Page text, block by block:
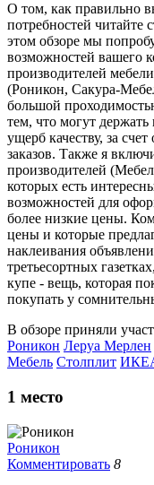
О том, как правильно
потребностей читайте
этом обзоре мы
возможностей вашего
производителей
(Роникон, Сакура-
большой
тем, что могут
ущерб качеству, за
заказов. Также я
производителей
которых есть
возможностей для
более низкие цены.
цены и которые
наклеивания
третьесортных
купе - вещь, которая
покупать у
В обзоре приняли
Роникон Леруа Мерлен
Мебель Столплит
1 место
Роникон
Комментировать 8